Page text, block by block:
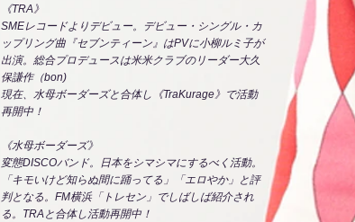
《TRA》
SMEレコードよりデビュー。デビュー・シングル・カ
ップリング曲『セブンティーン』はPVに小柳ルミ子が
出演。総合プロデュースは米米クラブのリーダー大久
保謙作（bon)
現在、水母ボーダーズと合体し《TraKurage》で活動
再開中！
《水母ボーダーズ》
変態DISCOバンド。日本をシマシマにするべく活動。
「キモいけど知らぬ間に踊ってる」「エロやか」と評
判となる。FM横浜「トレセン」でしばしば紹介され
る。TRAと合体し活動再開中！